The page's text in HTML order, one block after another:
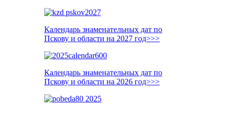
Календарь знаменательных дат по
Пскову и области на 2027 год>>>
Календарь знаменательных дат по
Пскову и области на 2026 год>>>